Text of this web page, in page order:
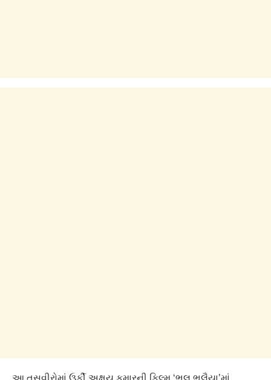
આ તસવીરોમાં ઉર્ફી અક્ષય કુમારની ફિલ્મ ‘ભૂલ ભુલૈયા’માં